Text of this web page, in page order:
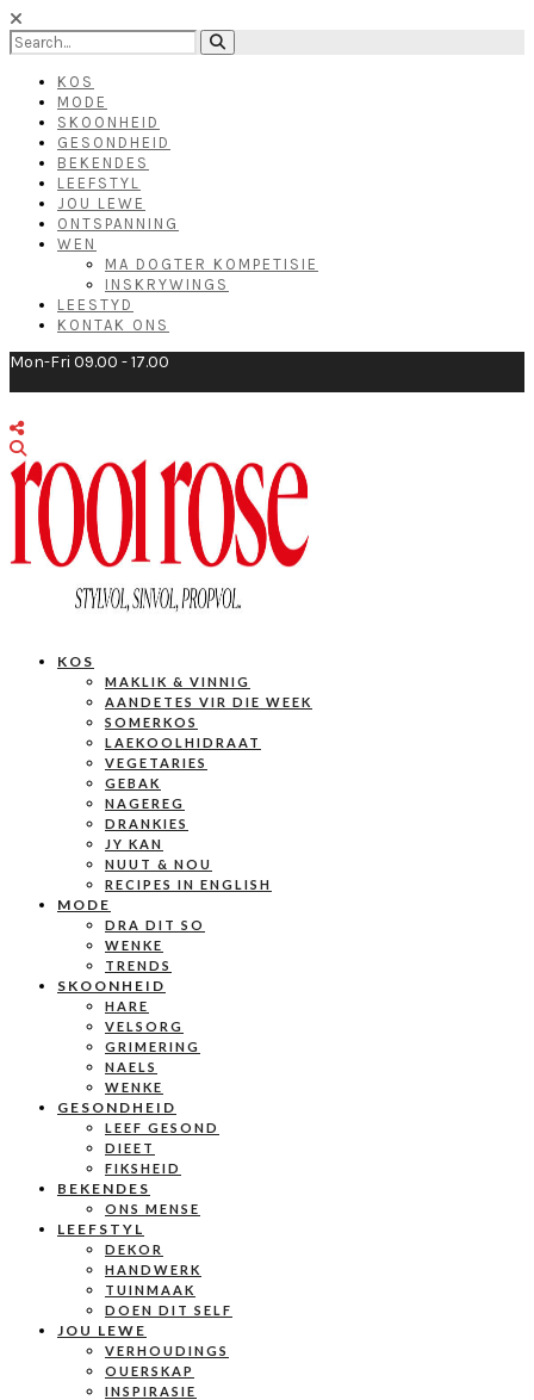
KOS
MODE
SKOONHEID
GESONDHEID
BEKENDES
LEEFSTYL
JOU LEWE
ONTSPANNING
WEN
MA DOGTER KOMPETISIE
INSKRYWINGS
LEESTYD
KONTAK ONS
Mon-Fri 09.00 - 17.00
KOS
MAKLIK & VINNIG
AANDETES VIR DIE WEEK
SOMERKOS
LAEKOOLHIDRAAT
VEGETARIES
GEBAK
NAGEREG
DRANKIES
JY KAN
NUUT & NOU
RECIPES IN ENGLISH
MODE
DRA DIT SO
WENKE
TRENDS
SKOONHEID
HARE
VELSORG
GRIMERING
NAELS
WENKE
GESONDHEID
LEEF GESOND
DIEET
FIKSHEID
BEKENDES
ONS MENSE
LEEFSTYL
DEKOR
HANDWERK
TUINMAAK
DOEN DIT SELF
JOU LEWE
VERHOUDINGS
OUERSKAP
INSPIRASIE